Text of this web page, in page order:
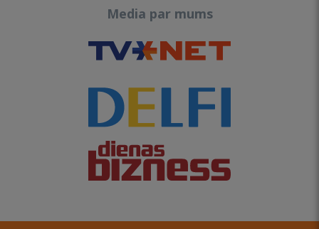
Media par mums